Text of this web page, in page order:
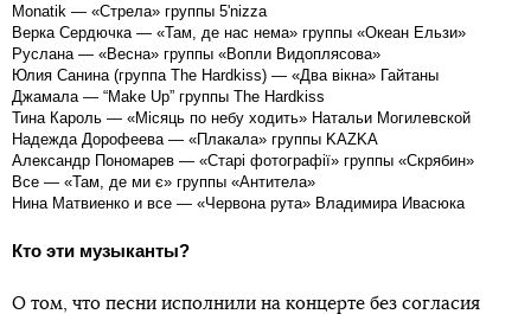
Monatik — «Стрела» группы 5'nizza
Верка Сердючка — «Там, де нас нема» группы «Океан Ельзи»
Руслана — «Весна» группы «Вопли Видоплясова»
Юлия Санина (группа The Hardkiss) — «Два вікна» Гайтаны
Джамала — “Make Up” группы The Hardkiss
Тина Кароль — «Місяць по небу ходить» Натальи Могилевской
Надежда Дорофеева — «Плакала» группы KAZKA
Александр Пономарев — «Старі фотографії» группы «Скрябин»
Все — «Там, де ми є» группы «Антитела»
Нина Матвиенко и все — «Червона рута» Владимира Ивасюка
Кто эти музыканты?
О том, что песни исполнили на концерте без согласия